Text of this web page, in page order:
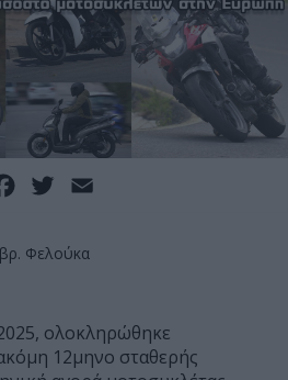
Facebook
Twitter
Φελούκα
ολοκληρώθηκε
12μηνο σταθερής